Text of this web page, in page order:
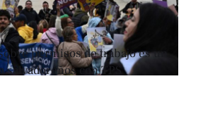
permisos de trabajo es un
salvadoreños con TPS